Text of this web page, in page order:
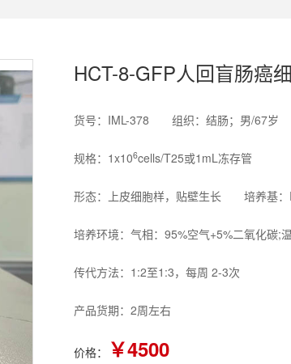
HCT-8-GFP人回盲肠癌
货号：IML-378 组织：结肠；男/67岁
规格：1x106cells/T25或1mL冻存管
形态：上皮细胞样，贴壁生长 培养基：
培养环境：气相：95%空气+5%二氧化碳;
传代方法：1:2至1:3，每周 2-3次
产品货期：2周左右
价格： ￥4500